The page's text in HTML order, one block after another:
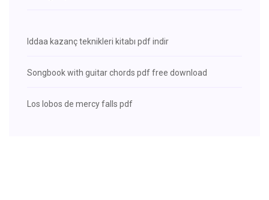
Iddaa kazanç teknikleri kitabı pdf indir
Songbook with guitar chords pdf free download
Los lobos de mercy falls pdf